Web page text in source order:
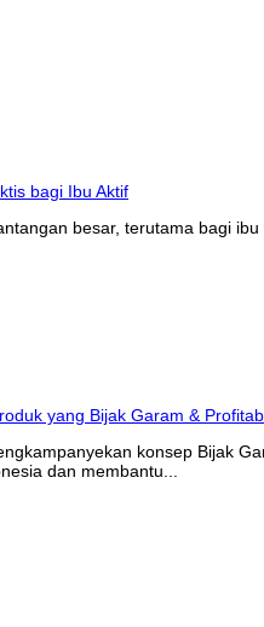
besar, terutama bagi
konsep Bijak
dan membantu...